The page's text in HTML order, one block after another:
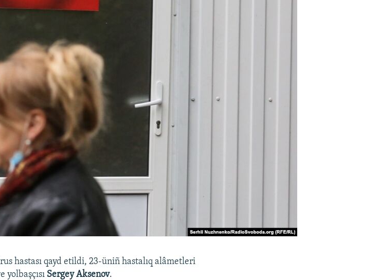
hastası qayd etildi, 23-üniñ hastalıq alâmetleri
yolbaşçısı Sergey Aksenov.